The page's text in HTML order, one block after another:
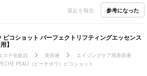
違反を報告 参考になった
ピコショット パーフェクトリフティングエッセンス
】
ステ化粧品 美容液
エイジングケア用美容液
PEAU（ピーチポウ）ピコショット